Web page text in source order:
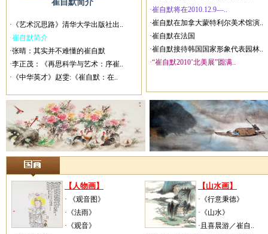
崔自默简介
·《艺术沉思路》清华大学出版社出..
·崔自默简介
·张晴：其实并不难懂的崔自默
·李正茂：《再思科学与艺术：序崔..
·《中华英才》赵雯:《崔自默：在..
·崔自默将在2010.12.9—..
·崔自默在加拿大蒙特利尔美术馆演..
·崔自默在法国
·崔自默接待韩国国家形象代表园林..
·“崔自默2010’北美展”圆满..
【人物画】
· 《观音图》
·《法雨》
·《观音》
【山水画】
·《行意秉德》
·《山水》
·且喜晨游／崔自..